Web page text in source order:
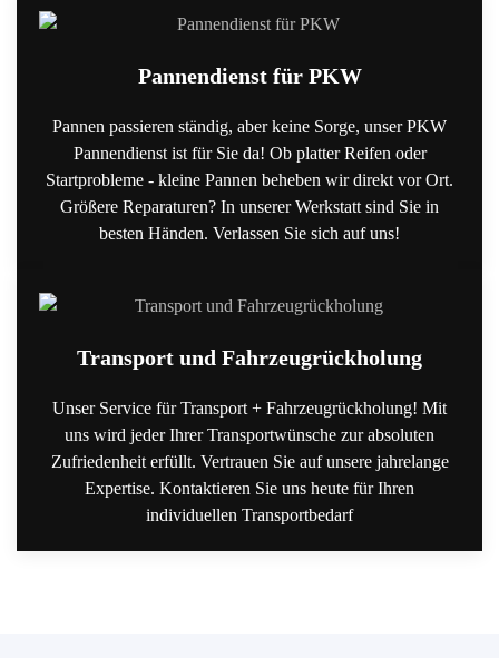
Pannendienst für PKW
Pannen passieren ständig, aber keine Sorge, unser PKW
Pannendienst ist für Sie da! Ob platter Reifen oder
Startprobleme - kleine Pannen beheben wir direkt vor Ort.
Größere Reparaturen? In unserer Werkstatt sind Sie in
besten Händen. Verlassen Sie sich auf uns!
Transport und Fahrzeugrückholung
Unser Service für Transport + Fahrzeugrückholung! Mit
uns wird jeder Ihrer Transportwünsche zur absoluten
Zufriedenheit erfüllt. Vertrauen Sie auf unsere jahrelange
Expertise. Kontaktieren Sie uns heute für Ihren
individuellen Transportbedarf